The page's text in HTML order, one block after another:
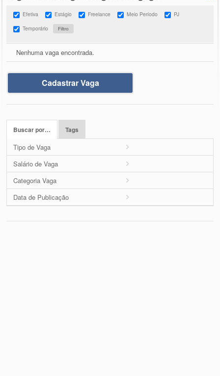
Efetiva Estágio Freelance Meio Período
PJ
Temporário
Nenhuma vaga encontrada.
Cadastrar Vaga
Buscar por… Tags
Tipo de Vaga
Salário de Vaga
Categoria Vaga
Data de Publicação